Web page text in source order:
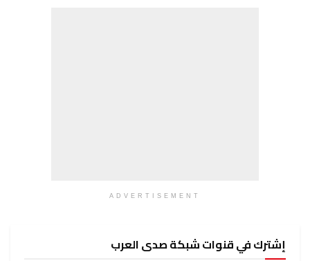
ADVERTISEMENT
إشترك في قنوات شبكة صدى العرب